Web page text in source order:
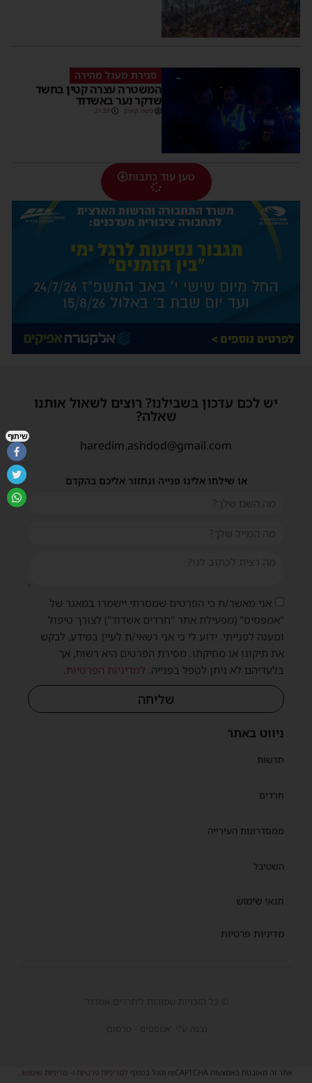
סגירת מעגל מהירה
המשטרה עצרה קטין בחשד
שדקר נער באשדוד
משה קאהן 21:59
טען עוד כתבות
ניווט באתר
חדשות
חרדים
ממסדרונות העירייה
השטיבל
תנאי שימוש
מדיניות פרטיות
יש לכם עדכון בשבילנו? רוצים לשאול אותנו
שאלה?
haredim.ashdod@gmail.com
או שילחו אלינו פנייה ונחזור אליכם בהקדם
אני מאשר/ת כי הפרטים שמסרתי יישמרו במאגר של
"אמפסיס" (מפעילת אתר "חרדים אשדוד") לצורך טיפול
ומענה לפנייתי. ידוע לי כי אני רשאי/ת לעיין במידע, לבקש
את תיקונו או מחיקתו. מסירת הפרטים היא רשות, אך
בלעדיהם לא ניתן לטפל בפנייה. למדיניות הפרטיות
שליחה
© כל הזכויות שמורות ל'חרדים אשדוד'
נבנה ע"י 'אמפסיס - פרסום'
אתר זה מאובטח באמצעות reCAPTCHA וגוגל בכפוף למדיניות פרטיות ו-מדיניות שימוש
שיתוף